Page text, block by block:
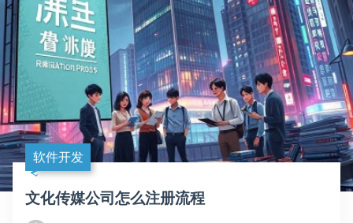
软件开发
文化传媒公司怎么注册流程